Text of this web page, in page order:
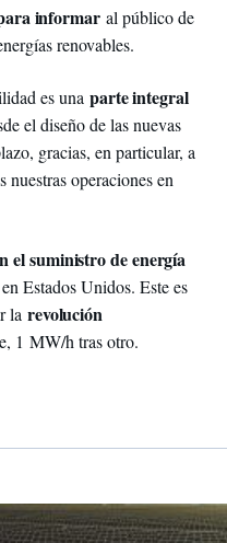
informaral público de
renovables.
es una parte integral
el diseño de las nuevas
gracias, en particular, a
nuestras operaciones en
el suministro de energía
Estados Unidos. Este es
la revolución
1 MW/h tras otro.